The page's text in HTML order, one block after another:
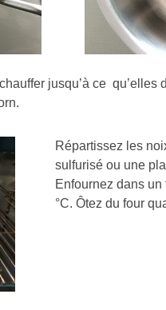
jusqu’à ce qu’elles
Répartissez les
sulfurisé ou une
Enfournez dans
°C. Ôtez du four